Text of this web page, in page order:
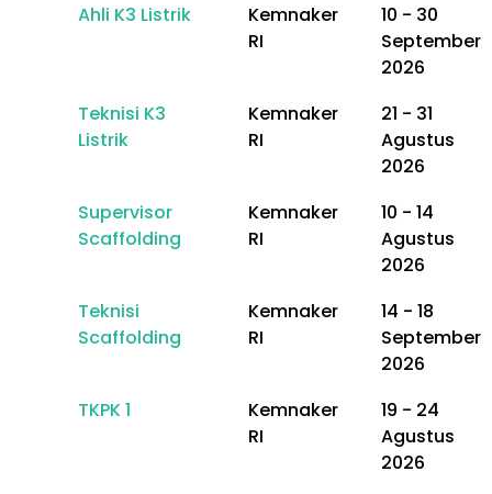
Ahli K3 Listrik
Kemnaker
RI
10 - 30
September
2026
Teknisi K3
Listrik
Kemnaker
RI
21 - 31
Agustus
2026
Supervisor
Scaffolding
Kemnaker
RI
10 - 14
Agustus
2026
Teknisi
Scaffolding
Kemnaker
RI
14 - 18
September
2026
TKPK 1
Kemnaker
RI
19 - 24
Agustus
2026